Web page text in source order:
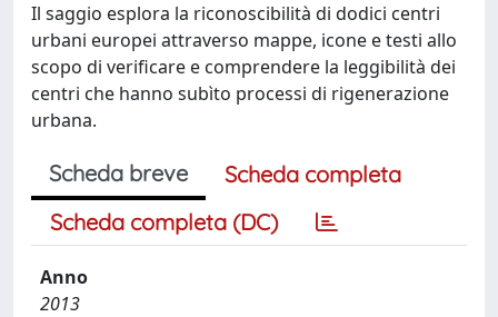
Il saggio esplora la riconoscibilità di dodici centri
urbani europei attraverso mappe, icone e testi allo
scopo di verificare e comprendere la leggibilità dei
centri che hanno subìto processi di rigenerazione
urbana.
Scheda breve
Scheda completa
Scheda completa (DC)
Anno
2013